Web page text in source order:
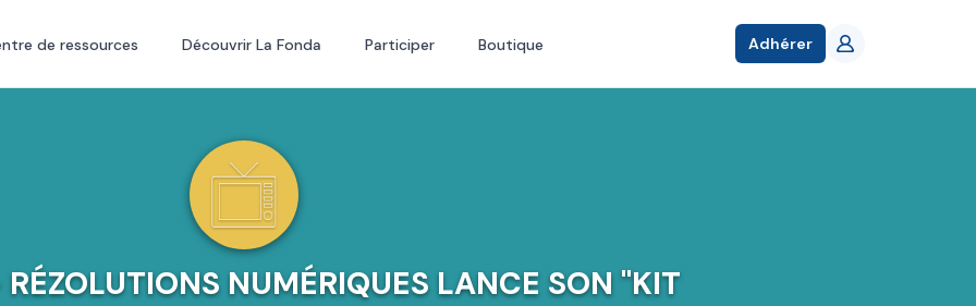
de ressources Découvrir La Fonda Participer Boutique Adhérer
NUMÉRIQUES LANCE SON "KIT